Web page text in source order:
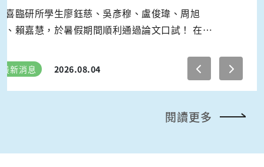
徵聘訊息
閱讀更多